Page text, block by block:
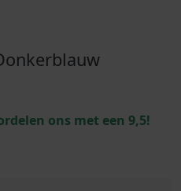
ons met een 9,5!